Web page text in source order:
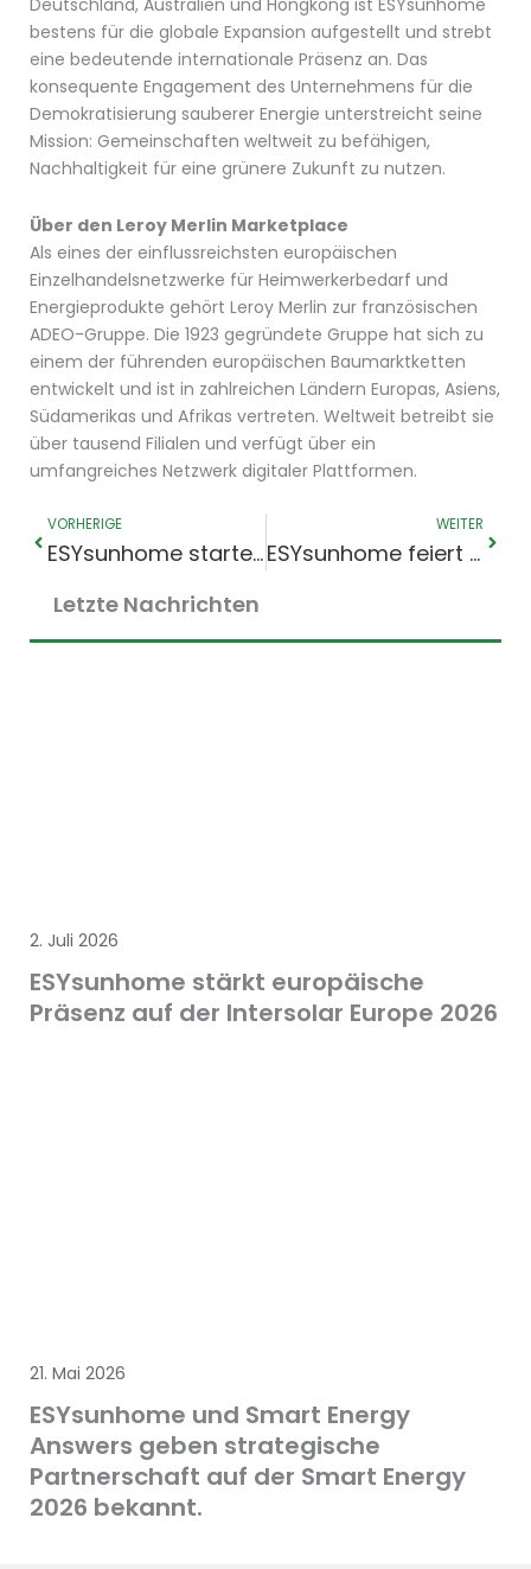
Deutschland, Australien und Hongkong ist ESYsunhome
bestens für die globale Expansion aufgestellt und strebt
eine bedeutende internationale Präsenz an. Das
konsequente Engagement des Unternehmens für die
Demokratisierung sauberer Energie unterstreicht seine
Mission: Gemeinschaften weltweit zu befähigen,
Nachhaltigkeit für eine grünere Zukunft zu nutzen.
Über den Leroy Merlin Marketplace
Als eines der einflussreichsten europäischen
Einzelhandelsnetzwerke für Heimwerkerbedarf und
Energieprodukte gehört Leroy Merlin zur französischen
ADEO-Gruppe. Die 1923 gegründete Gruppe hat sich zu
einem der führenden europäischen Baumarktketten
entwickelt und ist in zahlreichen Ländern Europas, Asiens,
Südamerikas und Afrikas vertreten. Weltweit betreibt sie
über tausend Filialen und verfügt über ein
umfangreiches Netzwerk digitaler Plattformen.
Prev
VORHERIGE
ESYsunhome startet neue offizielle Facebook-Seite
WEITER
ESYsunhome feiert herausragende Leistungen seiner Vertriebspartner mit Energy Spurt auf der Smart Energy 2026
Letzte Nachrichten
2. Juli 2026
ESYsunhome stärkt europäische
Präsenz auf der Intersolar Europe 2026
21. Mai 2026
ESYsunhome und Smart Energy
Answers geben strategische
Partnerschaft auf der Smart Energy
2026 bekannt.